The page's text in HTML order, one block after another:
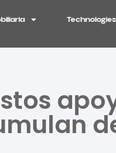
Technologies